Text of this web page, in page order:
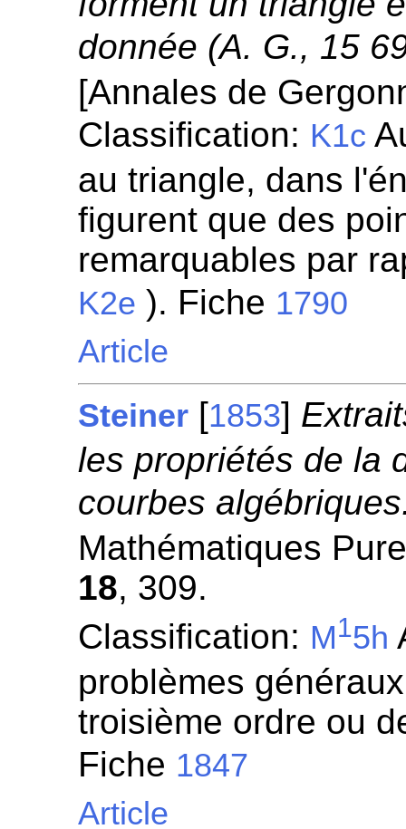
donnée (A. G., 15
[Annales de
Classification: K1c
au triangle, dans
figurent que des
remarquables par
K2e ). Fiche 1790
Article
Steiner [1853]
les propriétés de la
courbes
Mathématiques
18, 309.
Classification: M15h
problèmes
troisième ordre ou
Fiche 1847
Article